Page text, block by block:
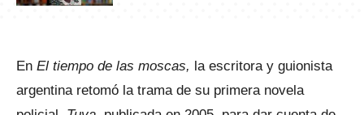
En El tiempo de las moscas, la escritora y guionista
argentina retomó la trama de su primera novela